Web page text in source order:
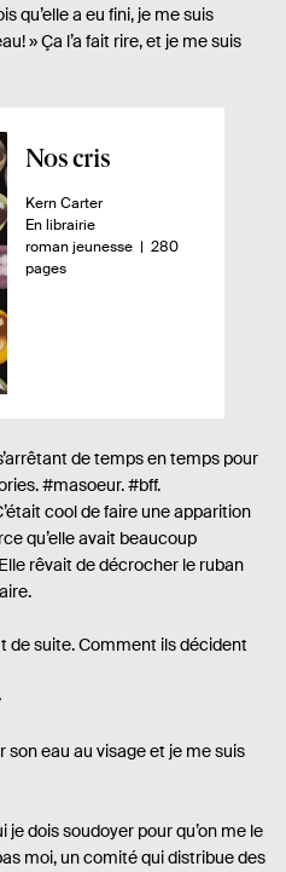
qu’elle a eu fini, je me suis
» Ça l’a fait rire, et je me suis
A
e
r
ç
v
r
e
:
Nos cris
A
u
t
e
Kern Carter
D
i
s
é
En librairie
n
o
g
e
s
roman jeunesse-
280
pages
de temps en temps pour
#masoeur. #bff.
cool de faire une apparition
qu’elle avait beaucoup
rêvait de décrocher le ruban
de suite. Comment ils décident
eau au visage et je me suis
je dois soudoyer pour qu’on me le
moi, un comité qui distribue des